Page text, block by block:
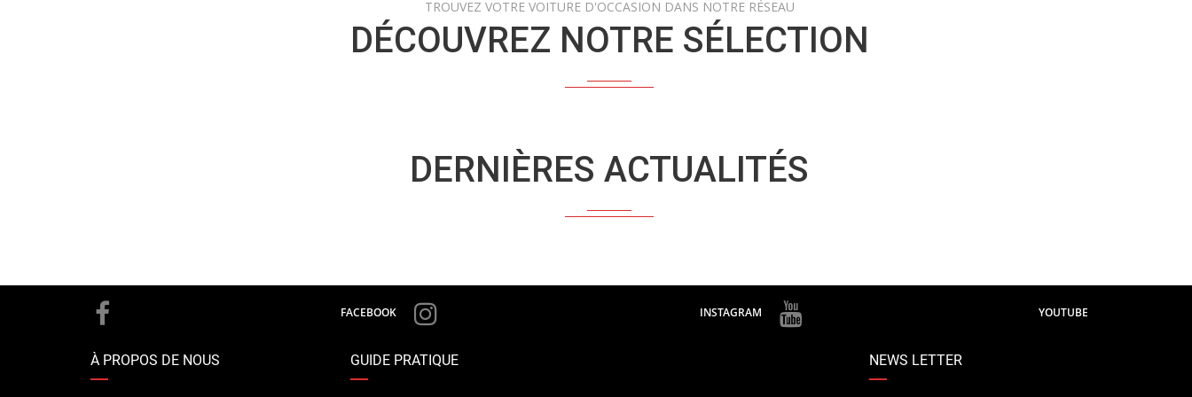
TROUVEZ VOTRE VOITURE D'OCCASION DANS NOTRE RÉSEAU
DÉCOUVREZ NOTRE SÉLECTION
DERNIÈRES ACTUALITÉS
FACEBOOK INSTAGRAM YOUTUBE
À PROPOS DE NOUS GUIDE PRATIQUE NEWS LETTER